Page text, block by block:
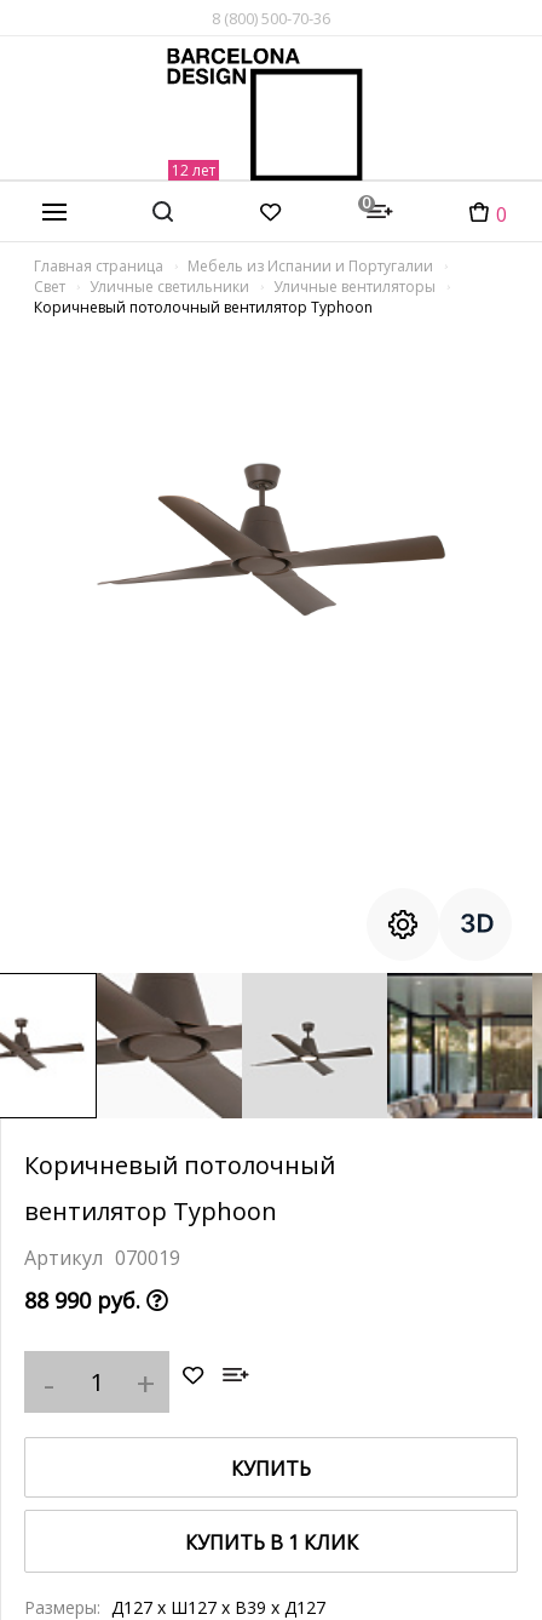
8 (800) 500-70-36
0 0
Главная страница
Мебель из Испании и Португалии
Свет
Уличные светильники
Уличные вентиляторы
Коричневый потолочный вентилятор Typhoon
Коричневый потолочный
вентилятор Typhoon
070019
88 990 руб.
КУПИТЬ
КУПИТЬ В 1 КЛИК
Размеры: Д127 x Ш127 x В39 x Д127